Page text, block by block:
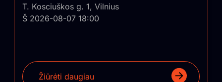
T. Kosciuškos g. 1, Vilnius
Š 2026-08-07 18:00
Žiūrėti daugiau